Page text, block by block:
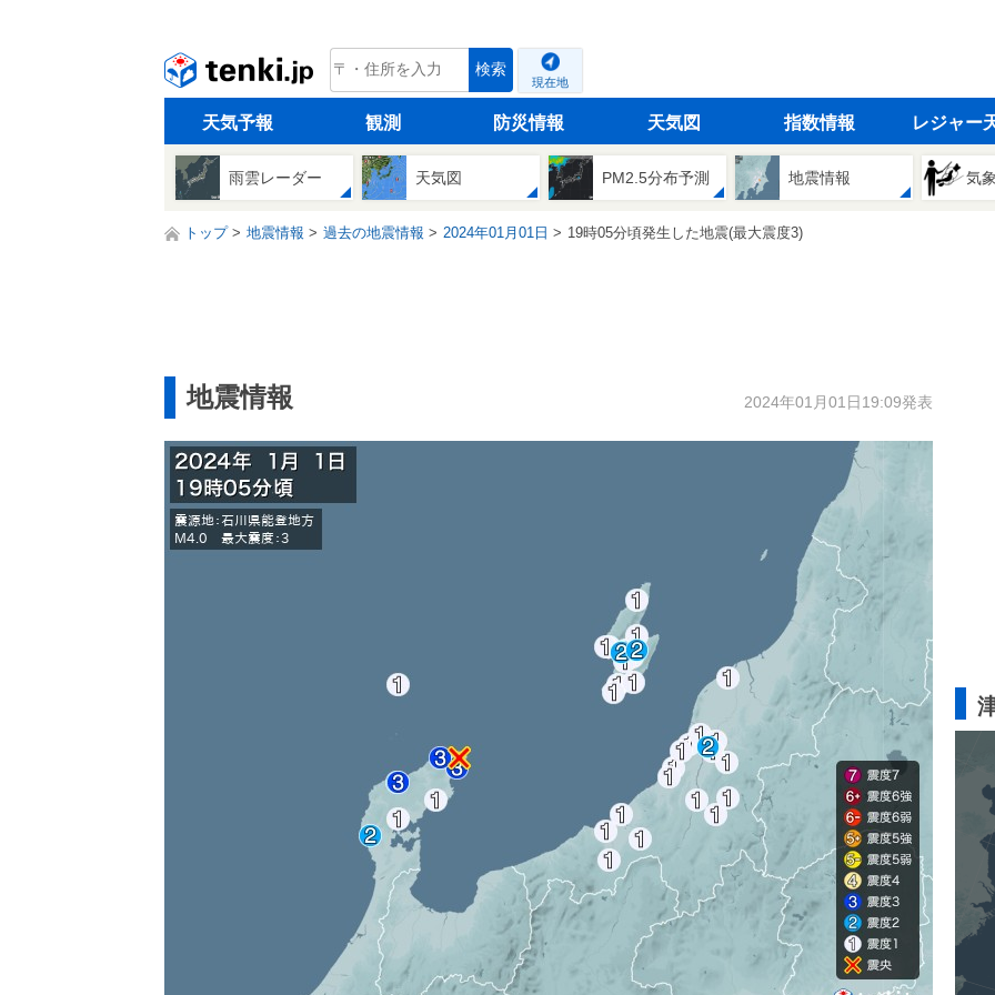
tenki.jp 検索
現在地
天気予報 観測 防災情報 天気図 指数情報 レジャー
雨雲レーダー 天気図 PM2.5分布予測 地震情報 気
トップ 地震情報 過去の地震情報 2024年01月01日 19時05分頃発生した地震(最大震度3)
地震情報 2024年01月01日19:09発表